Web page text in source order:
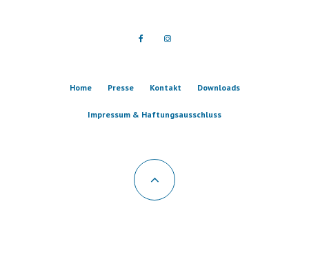
Home Presse Kontakt Downloads
Impressum & Haftungsausschluss